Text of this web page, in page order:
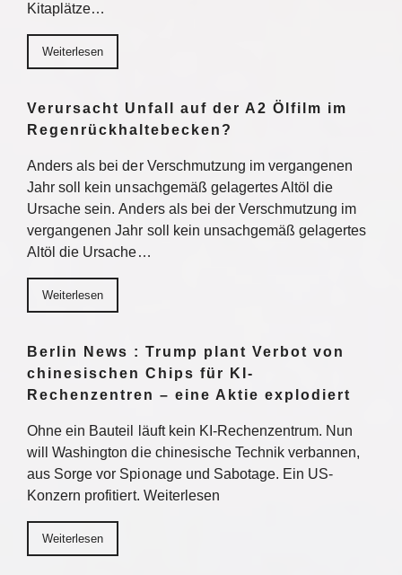
Kitaplätze…
Weiterlesen
Verursacht Unfall auf der A2 Ölfilm im
Regenrückhaltebecken?
Anders als bei der Verschmutzung im vergangenen
Jahr soll kein unsachgemäß gelagertes Altöl die
Ursache sein. Anders als bei der Verschmutzung im
vergangenen Jahr soll kein unsachgemäß gelagertes
Altöl die Ursache…
Weiterlesen
Berlin News : Trump plant Verbot von
chinesischen Chips für KI-
Rechenzentren – eine Aktie explodiert
Ohne ein Bauteil läuft kein KI-Rechenzentrum. Nun
will Washington die chinesische Technik verbannen,
aus Sorge vor Spionage und Sabotage. Ein US-
Konzern profitiert. Weiterlesen
Weiterlesen